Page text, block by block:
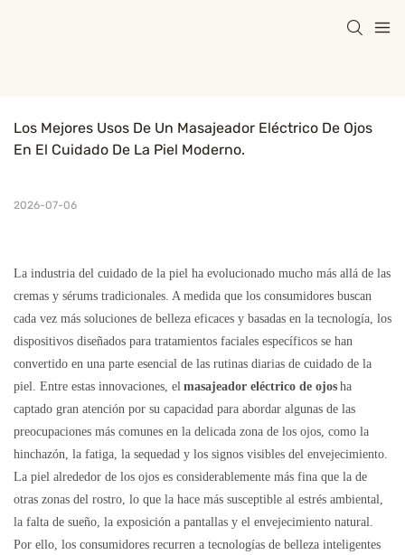
Los Mejores Usos De Un Masajeador Eléctrico De Ojos
En El Cuidado De La Piel Moderno.
2026-07-06
La industria del cuidado de la piel ha evolucionado mucho más allá de las
cremas y sérums tradicionales. A medida que los consumidores buscan
cada vez más soluciones de belleza eficaces y basadas en la tecnología, los
dispositivos diseñados para tratamientos faciales específicos se han
convertido en una parte esencial de las rutinas diarias de cuidado de la
piel. Entre estas innovaciones, el masajeador eléctrico de ojos ha
captado gran atención por su capacidad para abordar algunas de las
preocupaciones más comunes en la delicada zona de los ojos, como la
hinchazón, la fatiga, la sequedad y los signos visibles del envejecimiento.
La piel alrededor de los ojos es considerablemente más fina que la de
otras zonas del rostro, lo que la hace más susceptible al estrés ambiental,
la falta de sueño, la exposición a pantallas y el envejecimiento natural.
Por ello, los consumidores recurren a tecnologías de belleza inteligentes